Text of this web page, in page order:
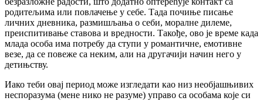
родитељима или повлачење у себе. Тада почиње писање
личних дневника, размишљања о себи, моралне дилеме,
преиспитивање ставова и вредности. Такође, ово је време када
млада особа има потребу да ступи у романтичне, емотивне
везе, да се повеже са неким, али на другачији начин него у
детињству.
Иако теби овај период може изгледати као низ необјашњивих
неспоразума (мене нико не разуме) управо са особама које си